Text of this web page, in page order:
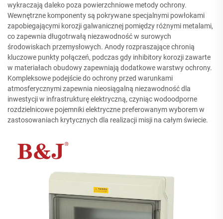
wykraczają daleko poza powierzchniowe metody ochrony.
Wewnętrzne komponenty są pokrywane specjalnymi powłokami
zapobiegającymi korozji galwanicznej pomiędzy różnymi metalami,
co zapewnia długotrwałą niezawodność w surowych
środowiskach przemysłowych. Anody rozpraszające chronią
kluczowe punkty połączeń, podczas gdy inhibitory korozji zawarte
w materiałach obudowy zapewniają dodatkowe warstwy ochrony.
Kompleksowe podejście do ochrony przed warunkami
atmosferycznymi zapewnia nieosiągalną niezawodność dla
inwestycji w infrastrukturę elektryczną, czyniąc wodoodporne
rozdzielnicowe pojemniki elektryczne preferowanym wyborem w
zastosowaniach krytycznych dla realizacji misji na całym świecie.